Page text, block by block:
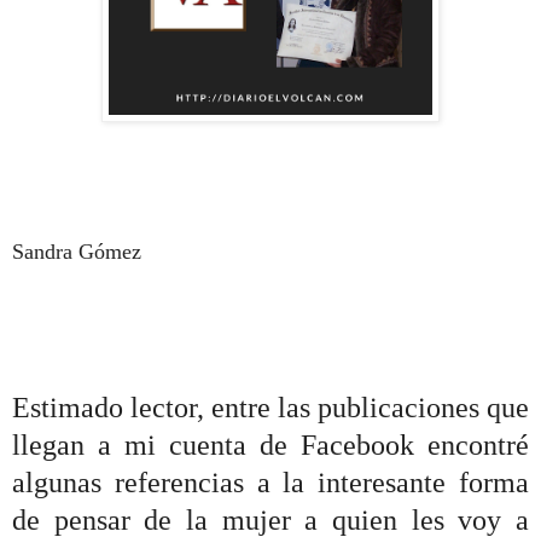
Sandra Gómez
Estimado lector, entre las publicaciones que
llegan a mi cuenta de Facebook encontré
algunas referencias a la interesante forma
de pensar de la mujer a quien les voy a